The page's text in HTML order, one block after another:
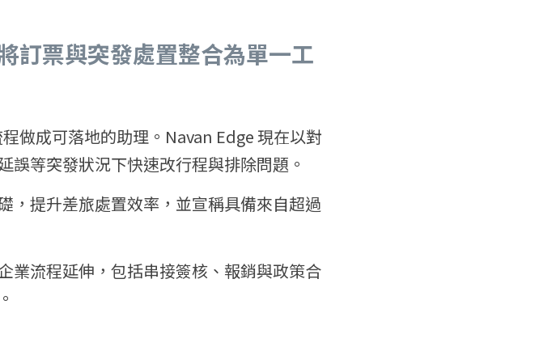
訂票與突發處置整合為單一工
做成可落地的助理。Navan Edge 現在以對
等突發狀況下快速改行程與排除問題。
，提升差旅處置效率，並宣稱具備來自超過
業流程延伸，包括串接簽核、報銷與政策合